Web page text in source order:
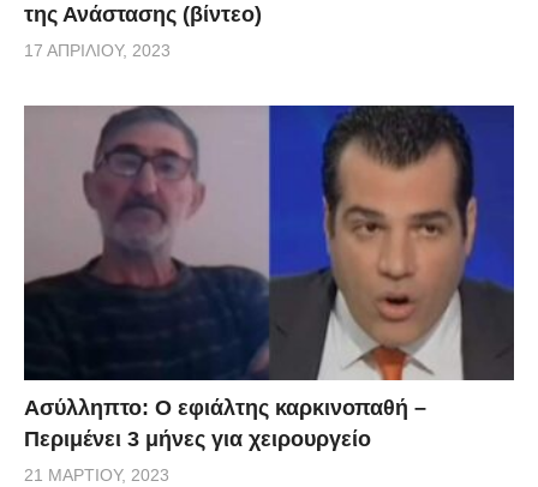
της Ανάστασης (βίντεο)
17 ΑΠΡΙΛΊΟΥ, 2023
Ασύλληπτο: Ο εφιάλτης καρκινοπαθή –
Περιμένει 3 μήνες για χειρουργείο
21 ΜΑΡΤΊΟΥ, 2023